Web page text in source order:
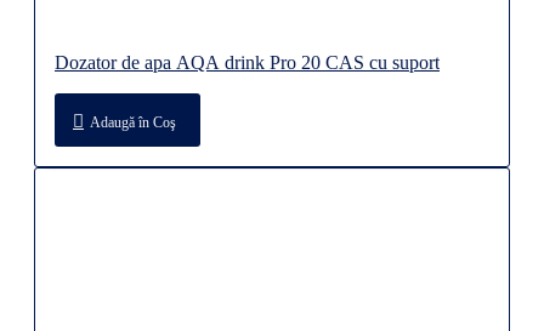
Dozator de apa AQA drink Pro 20 CAS cu suport
Adaugă în Coş